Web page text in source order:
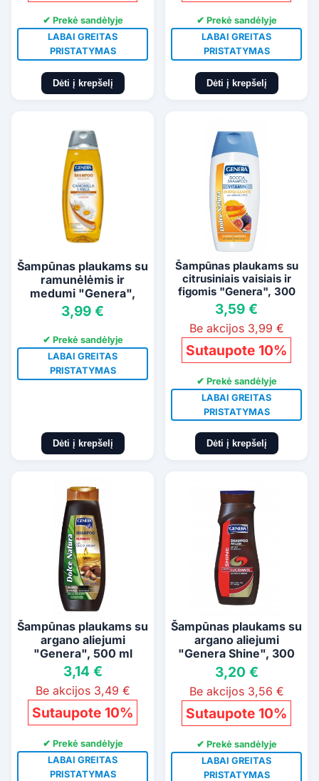
✔ Prekė sandėlyje
LABAI GREITAS
PRISTATYMAS
Dėti į krepšelį
✔ Prekė sandėlyje
LABAI GREITAS
PRISTATYMAS
Dėti į krepšelį
Šampūnas plaukams su
ramunėlėmis ir
medumi "Genera",
1000 ml
3,99 €
✔ Prekė sandėlyje
LABAI GREITAS
PRISTATYMAS
Dėti į krepšelį
Šampūnas plaukams su
citrusiniais vaisiais ir
figomis "Genera", 300
ml
3,59 €
Be akcijos 3,99 €
Sutaupote 10%
✔ Prekė sandėlyje
LABAI GREITAS
PRISTATYMAS
Dėti į krepšelį
Šampūnas plaukams su
argano aliejumi
"Genera", 500 ml
3,14 €
Be akcijos 3,49 €
Sutaupote 10%
✔ Prekė sandėlyje
LABAI GREITAS
PRISTATYMAS
Šampūnas plaukams su
argano aliejumi
"Genera Shine", 300
ml
3,20 €
Be akcijos 3,56 €
Sutaupote 10%
✔ Prekė sandėlyje
LABAI GREITAS
PRISTATYMAS